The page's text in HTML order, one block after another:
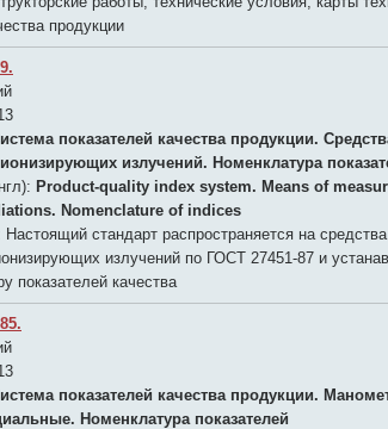
продукции
показателей качества продукции.
излучений. Номенклатура
Product-quality index system. Means of
Nomenclature of indices
Настоящий стандарт распространяется на средства
излучений по ГОСТ 27451-87 и
показателей качества
показателей качества продукции.
Номенклатура показателей